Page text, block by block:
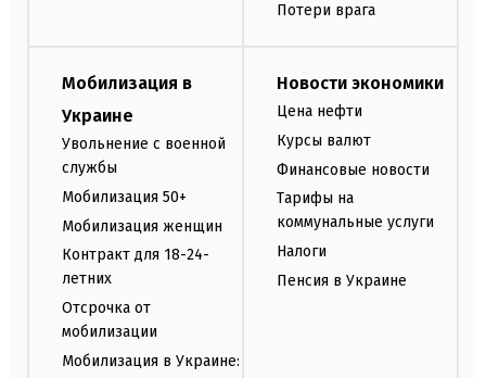
Потери врага
Мобилизация в
Украине
Увольнение с военной
службы
Мобилизация 50+
Мобилизация женщин
Контракт для 18-24-
летних
Отсрочка от
мобилизации
Мобилизация в Украине:
Новости экономики
Цена нефти
Курсы валют
Финансовые новости
Тарифы на
коммунальные услуги
Налоги
Пенсия в Украине